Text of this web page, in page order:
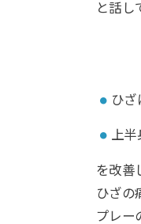
と話し
ひざ
上
を改善
ひざの
プレー